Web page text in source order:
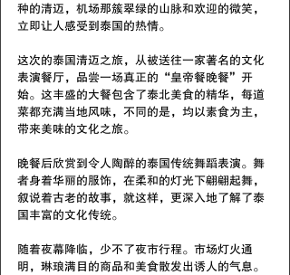
种的清迈，机场那簇翠绿的山脉和欢迎的微笑，
立即让人感受到泰国的热情。
这次的泰国清迈之旅，从被送往一家著名的文化
表演餐厅，品尝一场真正的“皇帝餐晚餐”开
始。这丰盛的大餐包含了泰北美食的精华，每道
菜都充满当地风味，不同的是，均以素食为主，
带来美味的文化之旅。
晚餐后欣赏到令人陶醉的泰国传统舞蹈表演。舞
者身着华丽的服饰，在柔和的灯光下翩翩起舞，
叙说着古老的故事，就这样，更深入地了解了泰
国丰富的文化传统。
随着夜幕降临，少不了夜市行程。市场灯火通
明，琳琅满目的商品和美食散发出诱人的气息。